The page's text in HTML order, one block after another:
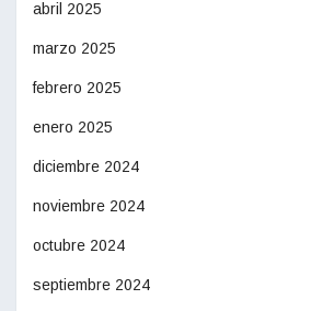
abril 2025
marzo 2025
febrero 2025
enero 2025
diciembre 2024
noviembre 2024
octubre 2024
septiembre 2024